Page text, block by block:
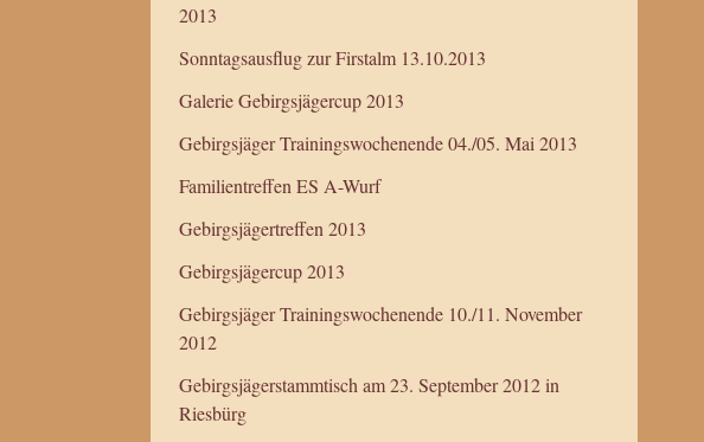
2013
Sonntagsausflug zur Firstalm 13.10.2013
Galerie Gebirgsjägercup 2013
Gebirgsjäger Trainingswochenende 04./05. Mai 2013
Familientreffen ES A-Wurf
Gebirgsjägertreffen 2013
Gebirgsjägercup 2013
Gebirgsjäger Trainingswochenende 10./11. November
2012
Gebirgsjägerstammtisch am 23. September 2012 in
Riesbürg